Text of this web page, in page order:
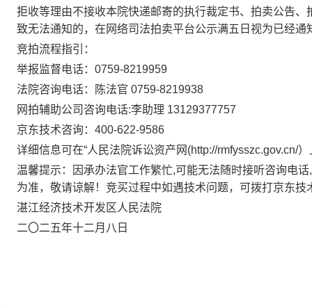
拒收等理由不接收本院快递邮寄的执行裁定书、拍卖公告
致无法通知的，在网络司法拍卖平台公示满五日视为已经通
竞拍流程指引：
举报监督电话： 0759-8219959
法院咨询电话：陈法官 0759-8219938
网拍辅助公司咨询电话:李助理 13129377757
京东技术咨询： 400-622-9586
详细信息可在“人民法院诉讼资产网 (http://rmfysszc.gov.cn/）
温馨提示：因承办法官工作繁忙,可能无法随时接听咨询电话,
为准，敬请谅解！竞买过程中如遇技术问题，可拨打京东技
湛江经济技术开发区人民法院
二〇二五年十二月八日